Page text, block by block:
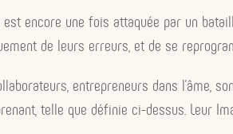
est encore une fois attaquée par un
de leurs erreurs, et de se
entrepreneurs dans l’âme,
telle que définie ci-dessus. Leur